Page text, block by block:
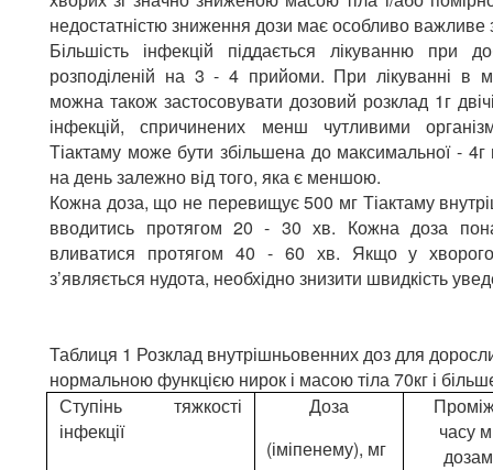
недостатністю зниження дози має особливо важливе
Більшість інфекцій піддається лікуванню при
розподіленій на 3 - 4 прийоми. При лікуванні в
можна також застосовувати дозовий розклад 1г
інфекцій, спричинених менш чутливими
Тіактаму може бути збільшена до максимальної -
на день залежно від того, яка є меншою.
Кожна доза, що не перевищує 500 мг Тіактаму
вводитись протягом 20 - 30 хв. Кожна доза
вливатися протягом 40 - 60 хв. Якщо у
з’являється нудота, необхідно знизити швидкість
Таблиця 1 Розклад внутрішньовенних доз для
нормальною функцією нирок і масою тіла 70кг і
Ступінь тяжкості
інфекції
Доза
(іміпенему), мг
часу